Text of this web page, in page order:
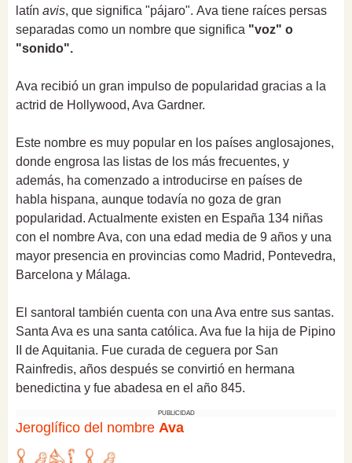
latín avis, que significa "pájaro". Ava tiene raíces persas
separadas como un nombre que significa "voz" o
"sonido".
Ava recibió un gran impulso de popularidad gracias a la
actrid de Hollywood, Ava Gardner.
Este nombre es muy popular en los países anglosajones,
donde engrosa las listas de los más frecuentes, y
además, ha comenzado a introducirse en países de
habla hispana, aunque todavía no goza de gran
popularidad. Actualmente existen en España 134 niñas
con el nombre Ava, con una edad media de 9 años y una
mayor presencia en provincias como Madrid, Pontevedra,
Barcelona y Málaga.
El santoral también cuenta con una Ava entre sus santas.
Santa Ava es una santa católica. Ava fue la hija de Pipino
II de Aquitania. Fue curada de ceguera por San
Rainfredis, años después se convirtió en hermana
benedictina y fue abadesa en el año 845.
PUBLICIDAD
Jeroglífico del nombre Ava